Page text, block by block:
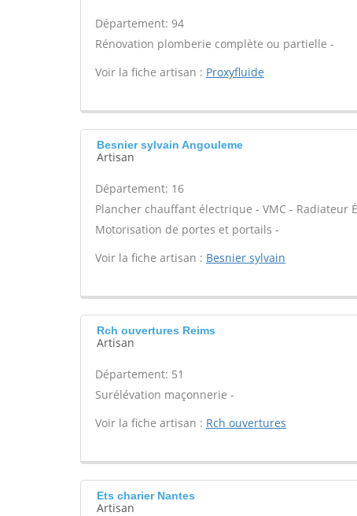
Département: 94
Rénovation plomberie complète ou partielle -
Voir la fiche artisan : Proxyfluide
Besnier sylvain Angouleme
Artisan
Département: 16
Plancher chauffant électrique - VMC -
Motorisation de portes et portails -
Voir la fiche artisan : Besnier sylvain
Rch ouvertures Reims
Artisan
Département: 51
Surélévation maçonnerie -
Voir la fiche artisan : Rch ouvertures
Ets charier Nantes
Artisan